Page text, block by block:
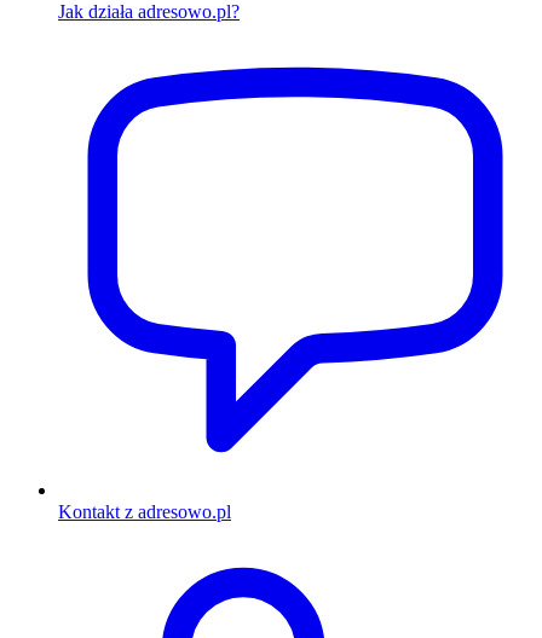
Jak działa adresowo.pl?
Kontakt z adresowo.pl